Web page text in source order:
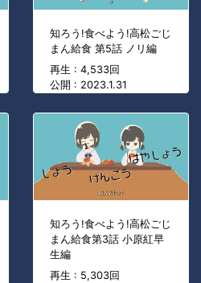
知ろう!食べよう!高松ごじ
まん給食 第5話 ノリ編
再生 : 4,533回
公開 : 2023.1.31
知ろう!食べよう!高松ごじ
まん給食第3話 小原紅早
生編
再生 : 5,303回